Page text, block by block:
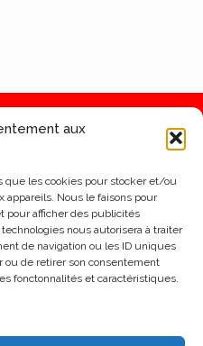
aux
que les cookies pour stocker et/ou
appareils. Nous le faisons pour
pour afficher des publicités
nous autorisera à traiter
de navigation ou les ID uniques
ou de retirer son consentement
fonctonnalités et caractéristiques.